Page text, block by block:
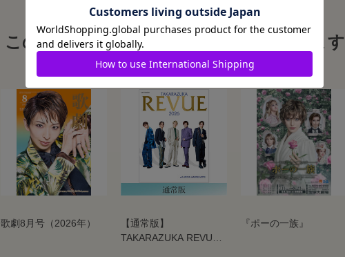
この商品を見た人はこんな商品も見ています
歌劇8月号（2026年）
【通常版】
TAKARAZUKA REVUE
『ポーの一族』